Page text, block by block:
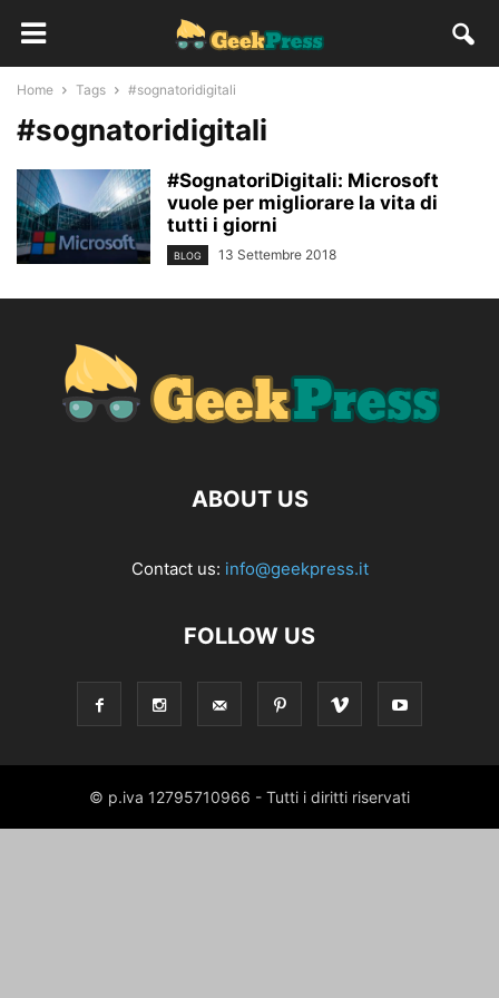
Home Tags #sognatoridigitali
#sognatoridigitali
#SognatoriDigitali: Microsoft
vuole per migliorare la vita di
tutti i giorni
BLOG 13 Settembre 2018
ABOUT US
Contact us: info@geekpress.it
FOLLOW US
© p.iva 12795710966 - Tutti i diritti riservati